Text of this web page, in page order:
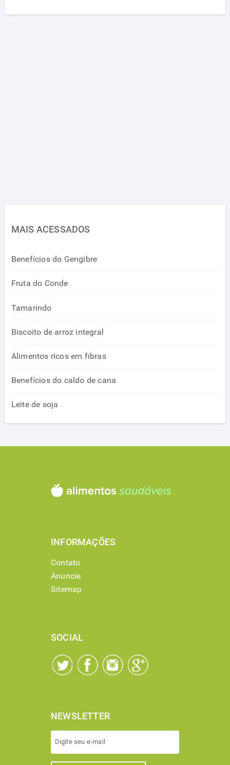
MAIS ACESSADOS
Benefícios do Gengibre
Fruta do Conde
Tamarindo
Biscoito de arroz integral
Alimentos ricos em fibras
Benefícios do caldo de cana
Leite de soja
INFORMAÇÕES
Contato
Anuncie
Sitemap
SOCIAL
NEWSLETTER